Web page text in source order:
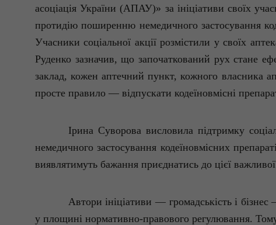
асоціація України (АПАУ)» за ініціативи своїх
протидію поширенню немедичного застосування
Учасники соціальної акції розмістили у своїх
Руденко зазначив, що започаткований рух стане
заклад, кожен аптечний пункт, кожного власника
просте правило — відпускати кодеїновмісні
Ірина Суворова висловила підтримку
немедичного застосування кодеїновмісних
виявлятимуть бажання приєднатись до цієї
Автори ініціативи — громадськість і
у площині нормативно-правового регулювання.